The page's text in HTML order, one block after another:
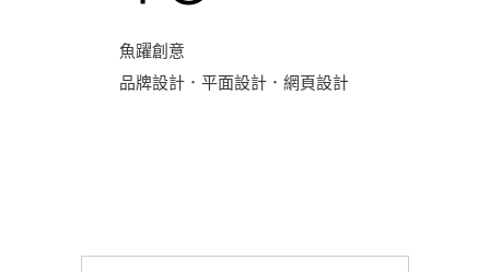
魚躍創意
品牌設計．平面設計．網頁設計